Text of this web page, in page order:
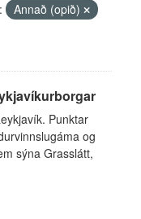
Annað (opið)
Punktar
og
sýna Grasslátt,